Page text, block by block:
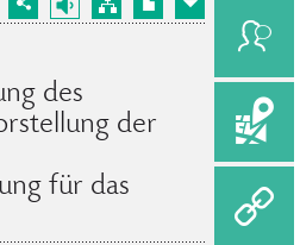
des
der
für das